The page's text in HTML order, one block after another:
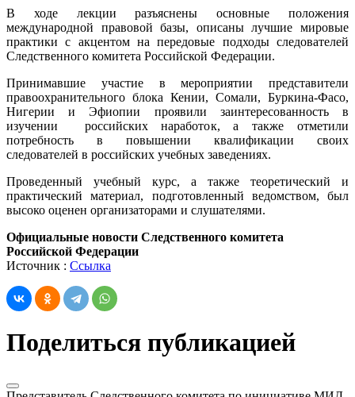
В ходе лекции разъяснены основные положения
международной правовой базы, описаны лучшие мировые
практики с акцентом на передовые подходы следователей
Следственного комитета Российской Федерации.
Принимавшие участие в мероприятии представители
правоохранительного блока Кении, Сомали, Буркина-Фасо,
Нигерии и Эфиопии проявили заинтересованность в
изучении российских наработок, а также отметили
потребность в повышении квалификации своих
следователей в российских учебных заведениях.
Проведенный учебный курс, а также теоретический и
практический материал, подготовленный ведомством, был
высоко оценен организаторами и слушателями.
Официальные новости Следственного комитета
Российской Федерации
Источник : Ссылка
Поделиться публикацией